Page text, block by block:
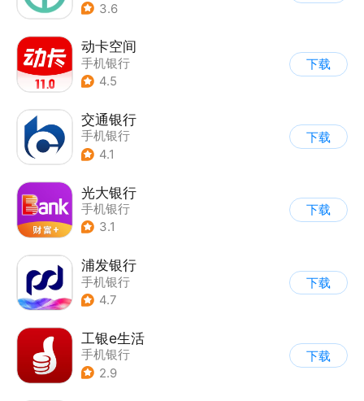
3.6
动卡空间
手机银行
4.5
下载
交通银行
手机银行
4.1
下载
光大银行
手机银行
3.1
下载
浦发银行
手机银行
4.7
下载
工银e生活
手机银行
2.9
下载